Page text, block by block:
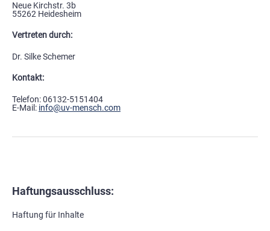
Neue Kirchstr. 3b
55262 Heidesheim
Vertreten durch:
Dr. Silke Schemer
Kontakt:
Telefon: 06132-5151404
E-Mail: info@uv-mensch.com
Haftungsausschluss:
Haftung für Inhalte